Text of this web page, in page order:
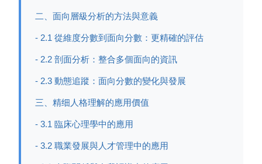
二、面向層級分析的方法與意義
- 2.1 從維度分數到面向分數：更精確的評估
- 2.2 剖面分析：整合多個面向的資訊
- 2.3 動態追蹤：面向分數的變化與發展
三、精细人格理解的應用價值
- 3.1 臨床心理學中的應用
- 3.2 職業發展與人才管理中的應用